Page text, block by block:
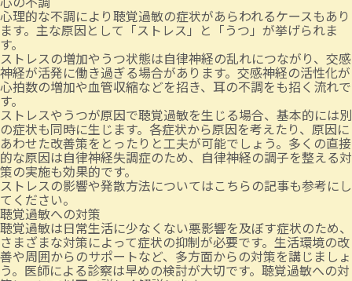
心理的な不調により聴覚過敏の症状があらわれるケースもあり
ます。主な原因として「ストレス」と「うつ」が挙げられま
す。
ストレスの増加やうつ状態は自律神経の乱れにつながり、交感
神経が活発に働き過ぎる場合があります。交感神経の活性化が
心拍数の増加や血管収縮などを招き、耳の不調をも招く流れで
す。
ストレスやうつが原因で聴覚過敏を生じる場合、基本的には別
の症状も同時に生じます。各症状から原因を考えたり、原因に
あわせた改善策をとったりと工夫が可能でしょう。多くの直接
的な原因は自律神経失調症のため、自律神経の調子を整える対
策の実施も効果的です。
ストレスの影響や発散方法についてはこちらの記事も参考にし
てください。
聴覚過敏への対策
聴覚過敏は日常生活に少なくない悪影響を及ぼす症状のため、
さまざまな対策によって症状の抑制が必要です。生活環境の改
善や周囲からのサポートなど、多方面からの対策を講じましょ
う。医師による診察は早めの検討が大切です。聴覚過敏への対